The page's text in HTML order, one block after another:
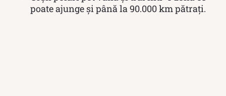
poate ajunge şi până la 90.000 km pătraţi.